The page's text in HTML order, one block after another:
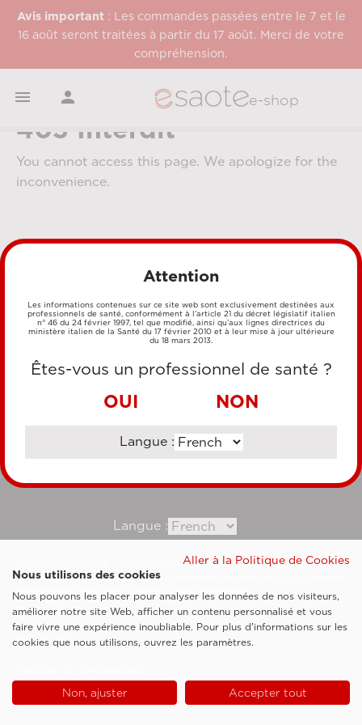
Avis important: Les commandes passées entre le 7 et le
16 août seront traitées à partir du 17 août. Merci de votre
compréhension.
  e-shop
403 Interdit
You cannot access this page. We apologize for the
inconvenience.
MÉTHODES DE PAIEMENT
VIREMENT BANCAIRE
Langue :
Esaote SpA ©2026 - Vat Code IT05131180969
Société soumise à la gestion et à la coordination de Shanghai Luzi Enterprise
Management Consultancy Center (Limited Partnership)
Clauses légales
Cookie Policy
Attention
Les informations contenues sur ce site web sont exclusivement destinées aux
professionnels de santé, conformément à l’article 21 du décret législatif italien
n° 46 du 24 février 1997, tel que modifié, ainsi qu’aux lignes directrices du
ministère italien de la Santé du 17 février 2010 et à leur mise à jour ultérieure
du 18 mars 2013.
Êtes-vous un professionnel de santé ?
OUI NON
Langue :
Aller à la Politique de Cookies
Nous utilisons des cookies
Nous pouvons les placer pour analyser les données de nos visiteurs,
améliorer notre site Web, afficher un contenu personnalisé et vous
faire vivre une expérience inoubliable. Pour plus d'informations sur les
cookies que nous utilisons, ouvrez les paramètres.
Non, ajuster Accepter tout